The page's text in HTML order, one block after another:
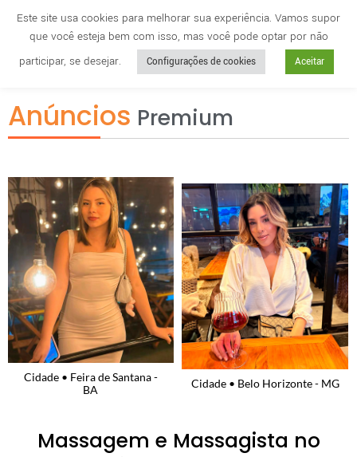
Cidade anuncie
Anúncios Premium
Cidade • Feira de Santana -
BA
Cidade • Belo Horizonte - MG
Massagem e Massagista no
Este site usa cookies para melhorar sua experiência. Vamos supor
que você esteja bem com isso, mas você pode optar por não
participar, se desejar.
Configurações de cookies Aceitar